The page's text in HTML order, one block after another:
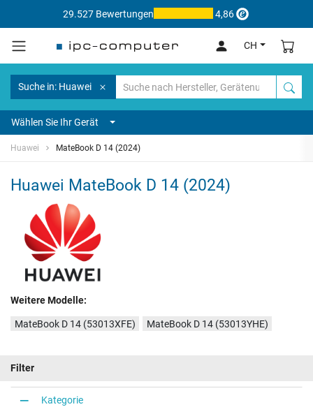
29.527 Bewertungen 4,86
CH
Suche in: Huawei
Wählen Sie Ihr Gerät
Huawei MateBook D 14 (2024)
Huawei MateBook D 14 (2024)
Weitere Modelle:
MateBook D 14 (53013XFE) MateBook D 14 (53013YHE)
Filter
Kategorie